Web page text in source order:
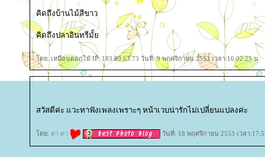
คิดถึงบ้านไม้สีขาว
คิดถึงปลาอินทรีมั้
ดย: เหมือนดอกไม้ IP: 183.89.63.73 วันที่: 9 พฤศจิกายน 2553 เวลา:16:02:25 น.
สวัสดีค่ะ แวะทาฟังเพลงเพราะๆ หน้าเวบน่ารักไม่เปลี่ยนแปลงค่ะ
ดย: ดา ดา วันที่: 18 พฤศจิกายน 2553 เวลา